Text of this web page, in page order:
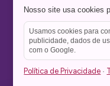
Nos siga no
Nos siga no
Salve no
Nosso site usa cookies
Usamos cookies para
publicidade, dados de
com o Google.
Política de Privacidade ·